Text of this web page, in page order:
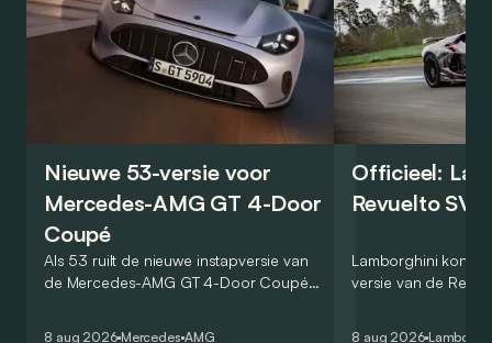
Nieuwe 53-versie voor
Mercedes-AMG GT 4-Door
Coupé
Als 53 ruilt de nieuwe instapversie van
de Mercedes-AMG GT 4-Door Coupé
8 aug 2026 Mercedes AMG
Officieel:
Revuelto SV
Lamborghini
versie van de
8 aug 2026